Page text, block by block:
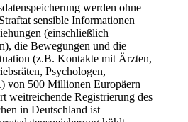
werden ohne
sensible Informationen
(einschließlich
die Bewegungen und die
(z.B. Kontakte mit Ärzten,
Psychologen,
von 500 Millionen Europäern
weitreichende Registrierung des
in Deutschland ist